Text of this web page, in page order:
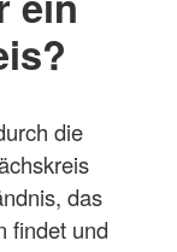
die
das
findet und